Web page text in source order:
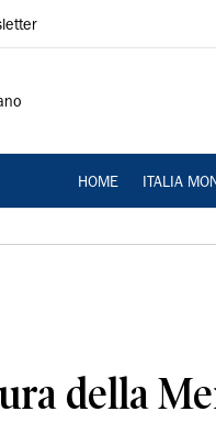
HOME ITALIA
della